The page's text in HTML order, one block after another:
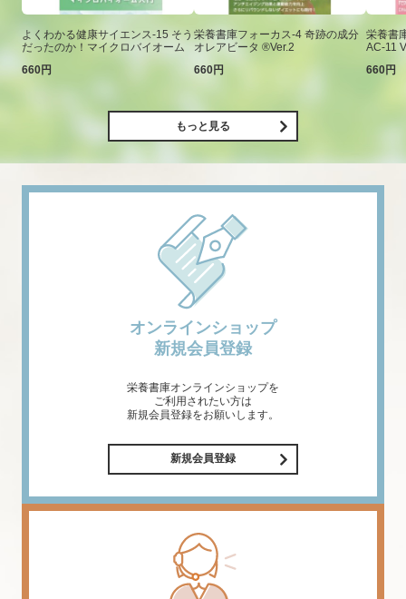
よくわかる健康サイエンス-15 そう
だったのか！マイクロバイオーム
660円
栄養書庫フォーカス-4 奇跡の成分
オレアビータ ®Ver.2
660円
栄養書
AC-11
660円
もっと見る
オンラインショップ
新規会員登録
栄養書庫オンラインショップを
ご利用されたい方は
新規会員登録をお願いします。
新規会員登録